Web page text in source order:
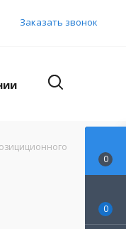
Заказать звонок
0
0